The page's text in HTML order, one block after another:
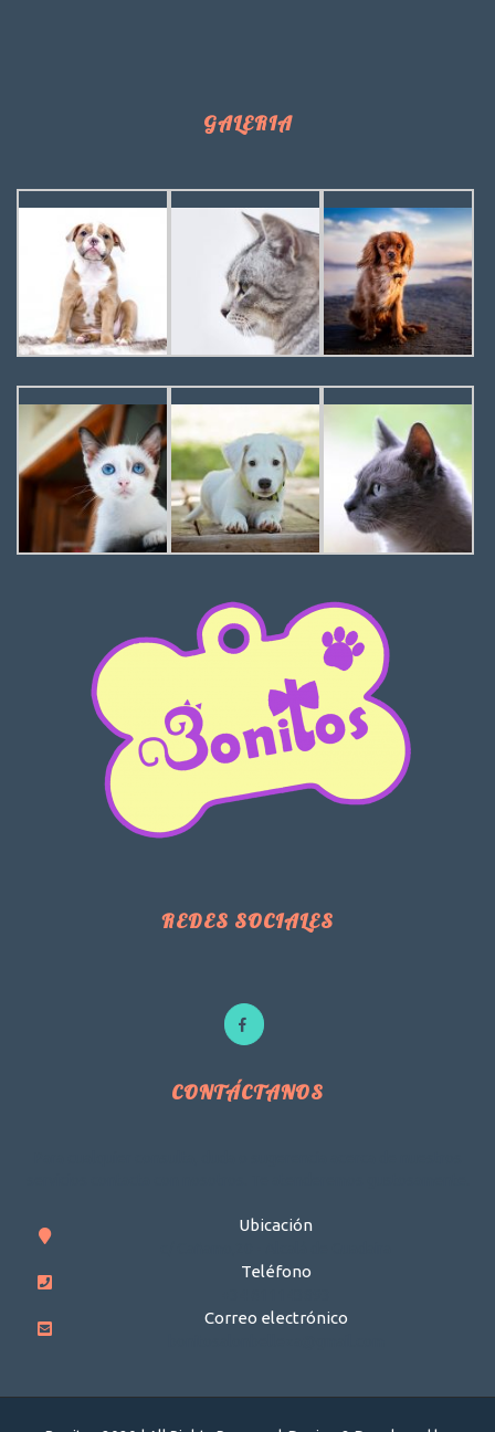
GALERIA
REDES SOCIALES
CONTÁCTANOS
Ubicación
Teléfono
Correo electrónico